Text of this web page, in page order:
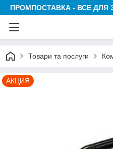
ПРОМПОСТАВКА - ВСЕ ДЛЯ
Товари та послуги
АКЦИЯ